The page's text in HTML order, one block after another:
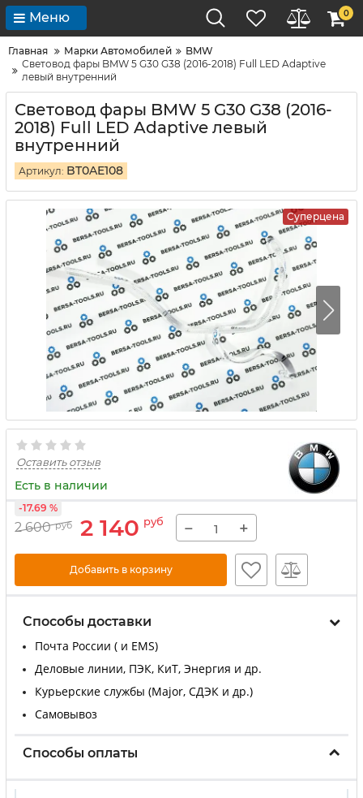
Меню 0
Главная Марки Автомобилей
BMW
Световод фары BMW 5 G30 G38 (2016-2018) Full LED Adaptive
левый внутренний
Световод фары BMW 5 G30 G38 (2016-
2018) Full LED Adaptive левый
внутренний
Артикул: BT0AE108
Суперцена
Оставить отзыв
Есть в наличии
2 600 руб 2 140 руб
-17.69 %
− +
Добавить в корзину
Способы доставки
Почта России ( и EMS)
Деловые линии, ПЭК, КиТ, Энергия и др.
Курьерские службы (Major, СДЭК и др.)
Самовывоз
Способы оплаты